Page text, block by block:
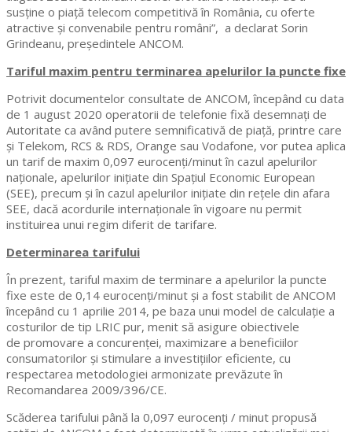
susține o piață telecom competitivă în România, cu oferte
atractive și convenabile pentru români”, a declarat Sorin
Grindeanu, preşedintele ANCOM.
Tariful maxim pentru terminarea apelurilor la puncte fixe
Potrivit documentelor consultate de ANCOM, începând cu data
de 1 august 2020 operatorii de telefonie fixă desemnați de
Autoritate ca având putere semnificativă de piață, printre care
și Telekom, RCS & RDS, Orange sau Vodafone, vor putea aplica
un tarif de maxim 0,097 eurocenți/minut în cazul apelurilor
naționale, apelurilor inițiate din Spațiul Economic European
(SEE), precum și în cazul apelurilor inițiate din rețele din afara
SEE, dacă acordurile internaționale în vigoare nu permit
instituirea unui regim diferit de tarifare.
Determinarea tarifului
În prezent, tariful maxim de terminare a apelurilor la puncte
fixe este de 0,14 eurocenți/minut și a fost stabilit de ANCOM
începând cu 1 aprilie 2014, pe baza unui model de calculație a
costurilor de tip LRIC pur, menit să asigure obiectivele
de promovare a concurenţei, maximizare a beneficiilor
consumatorilor şi stimulare a investiţiilor eficiente, cu
respectarea metodologiei armonizate prevăzute în
Recomandarea 2009/396/CE.
Scăderea tarifului până la 0,097 eurocenți / minut propusă